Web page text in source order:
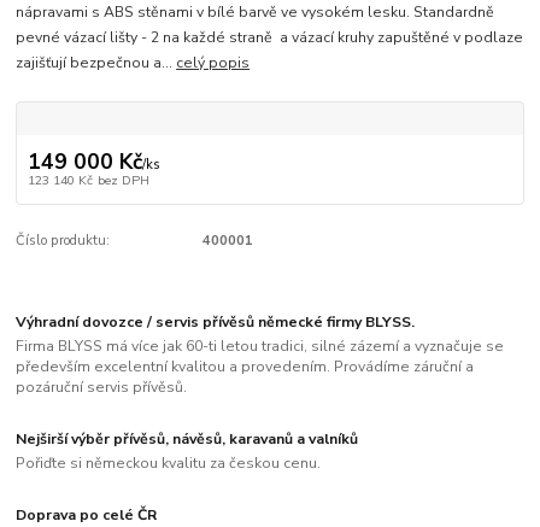
nápravami s ABS stěnami v bílé barvě ve vysokém lesku. Standardně
pevné vázací lišty - 2 na každé straně a vázací kruhy zapuštěné v podlaze
zajišťují bezpečnou a... celý popis
149 000 Kč/ks
123 140 Kč bez DPH
Číslo produktu: 400001
Výhradní dovozce / servis přívěsů německé firmy BLYSS.
Firma BLYSS má více jak 60-ti letou tradici, silné zázemí a vyznačuje se
především excelentní kvalitou a provedením. Provádíme záruční a
pozáruční servis přívěsů.
Nejširší výběr přívěsů, návěsů, karavanů a valníků
Pořiďte si německou kvalitu za českou cenu.
Doprava po celé ČR